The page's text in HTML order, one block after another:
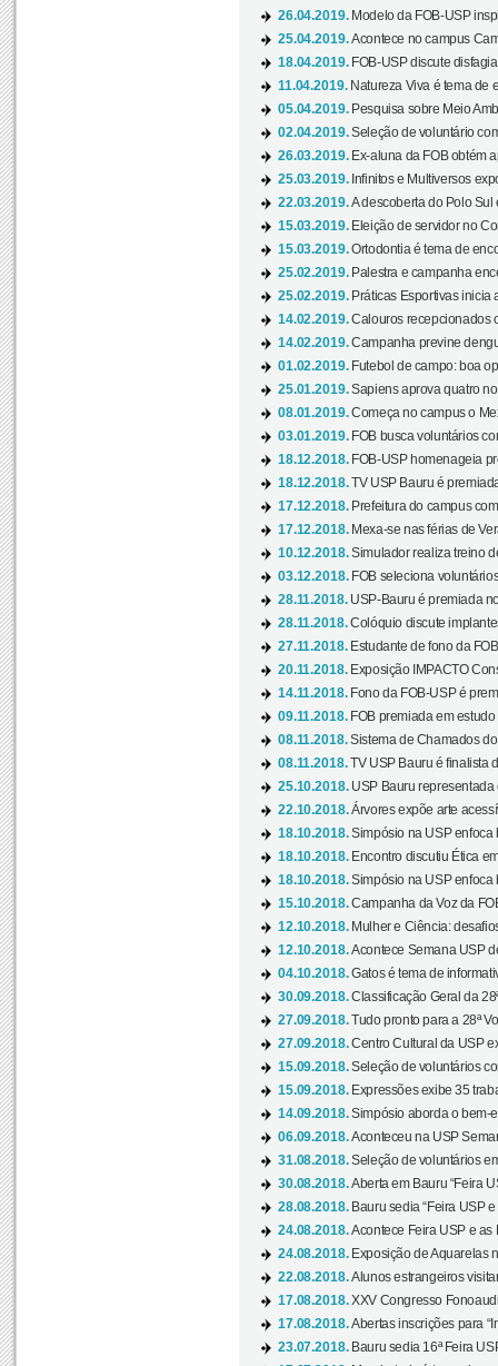
26.04.2019. Modelo da FOB-USP
25.04.2019.Acontece no campus
18.04.2019. FOB-USP discute
11.04.2019. Natureza Viva é tema de
05.04.2019. Pesquisa sobre Meio
02.04.2019.Seleção de voluntário
26.03.2019. Ex-aluna da FOB obtém
25.03.2019. Infinitos e Multiversos
22.03.2019.A descoberta do Polo Sul
15.03.2019. Eleição de servidor no
15.03.2019.Ortodontia é tema de
25.02.2019. Palestra e campanha
25.02.2019. Práticas Esportivas inicia
14.02.2019.Calouros recepcionados
14.02.2019.Campanha previne
01.02.2019. Futebol de campo: boa
25.01.2019.Sapiens aprova quatro
08.01.2019.Começa no campus o
03.01.2019. FOB busca voluntários
18.12.2018. FOB-USP homenageia
18.12.2018.TV USP Bauru é
17.12.2018. Prefeitura do campus
17.12.2018. Mexa-se nas férias de
10.12.2018.Simulador realiza treino
03.12.2018. FOB seleciona
28.11.2018. USP-Bauru é premiada
28.11.2018.Colóquio discute
27.11.2018. Estudante de fono da
20.11.2018. Exposição IMPACTO
14.11.2018. Fono da FOB-USP é
09.11.2018. FOB premiada em estudo
08.11.2018.Sistema de Chamados
08.11.2018.TV USP Bauru é finalista
25.10.2018. USP Bauru representada
22.10.2018.Árvores expõe arte
18.10.2018.Simpósio na USP enfoca
18.10.2018. Encontro discutiu Ética
18.10.2018.Simpósio na USP enfoca
15.10.2018.Campanha da Voz da
12.10.2018. Mulher e Ciência:
12.10.2018.Acontece Semana USP
04.10.2018.Gatos é tema de
30.09.2018.Classificação Geral da
27.09.2018.Tudo pronto para a 28ª
27.09.2018.Centro Cultural da USP
15.09.2018.Seleção de voluntários
15.09.2018. Expressões exibe 35
14.09.2018.Simpósio aborda o bem-
06.09.2018.Aconteceu na USP
31.08.2018.Seleção de voluntários
30.08.2018.Aberta em Bauru “Feira
28.08.2018. Bauru sedia “Feira USP
24.08.2018.Acontece Feira USP e as
24.08.2018. Exposição de Aquarelas
22.08.2018.Alunos estrangeiros
17.08.2018.XXV Congresso
17.08.2018.Abertas inscrições para
23.07.2018. Bauru sedia 16ª Feira